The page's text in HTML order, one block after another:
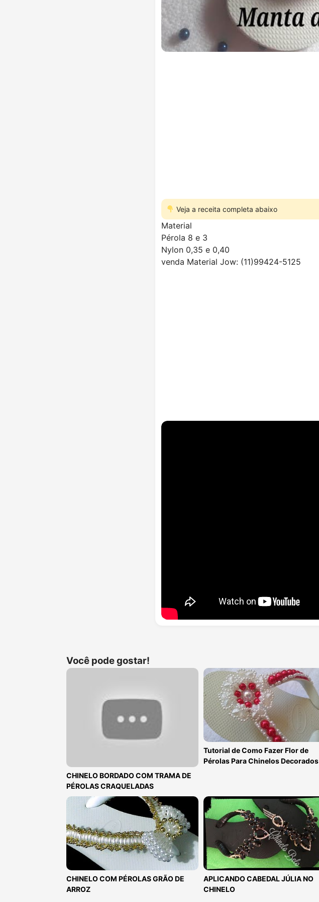
Veja a receita completa abaixo
Material
Pérola 8 e 3
Nylon 0,35 e 0,40
venda Material Jow: (11)99424-5125
Você pode gostar!
CHINELO BORDADO COM TRAMA DE
PÉROLAS CRAQUELADAS
Tutorial de Como Fazer Flor de
Pérolas Para Chinelos Decorados
CHINELO COM PÉROLAS GRÃO DE
ARROZ
APLICANDO CABEDAL JÚLIA NO
CHINELO